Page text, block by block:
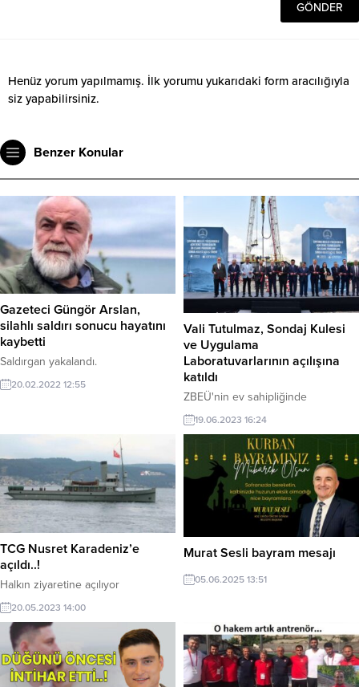
Henüz yorum yapılmamış. İlk yorumu yukarıdaki form aracılığıyla
siz yapabilirsiniz.
Benzer Konular
Gazeteci Güngör Arslan,
silahlı saldırı sonucu hayatını
kaybetti
Saldırgan yakalandı.
20.02.2022 12:55
Vali Tutulmaz, Sondaj Kulesi
ve Uygulama
Laboratuvarlarının açılışına
katıldı
ZBEÜ'nin ev sahipliğinde
düzenlendi.
19.06.2023 16:24
TCG Nusret Karadeniz’e
açıldı..!
Halkın ziyaretine açılıyor
20.05.2023 14:00
Murat Sesli bayram mesajı
05.06.2025 13:51